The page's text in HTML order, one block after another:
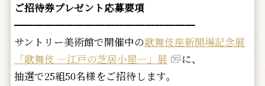
ご招待券プレゼント応募要項
━━━━━━━━━━━━━━━━━━
サントリー美術館で開催中の歌舞伎座新開場記念展
「歌舞伎 ―江戸の芝居小屋―」展
に、
抽選で25組50名様をご招待します｡